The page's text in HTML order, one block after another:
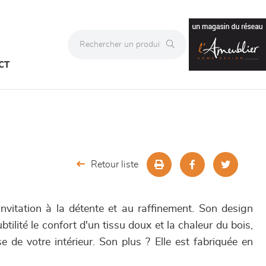
Retour liste
à la détente et au raffinement. Son design
le confort d'un tissu doux et la chaleur du bois,
de votre intérieur. Son plus ? Elle est fabriquée en